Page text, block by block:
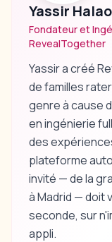
Yassir
Fondateur et
RevealTogether
Yassir a créé
de familles
genre à cause
en ingénierie
des
plateforme
invité — de la
à Madrid — doit
seconde, sur
appli.